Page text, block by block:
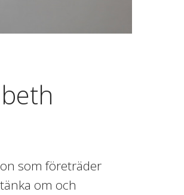
som företräder
om och